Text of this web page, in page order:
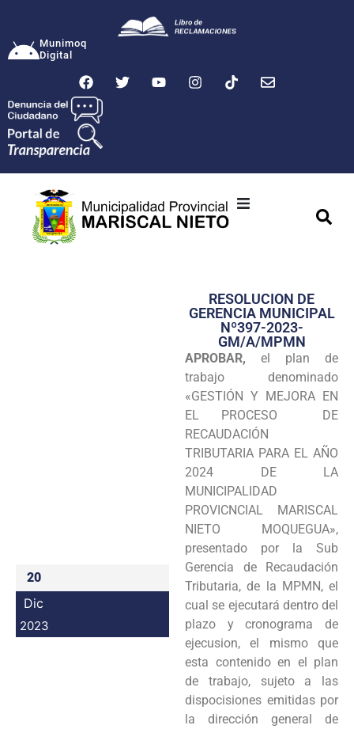
Munimoq
Digital
Transparencia
Seguridad
Programas
Intranet
20
Dic
2023
RESOLUCION DE
GERENCIA MUNICIPAL
Nº397-2023-
GM/A/MPMN
APROBAR, el plan de
trabajo denominado
«GESTIÓN Y MEJORA EN
EL PROCESO DE
RECAUDACIÓN
TRIBUTARIA PARA EL AÑO
2024 DE LA
MUNICIPALIDAD
PROVICNCIAL MARISCAL
NIETO MOQUEGUA»,
presentado por la Sub
Gerencia de Recaudación
Tributaria, de la MPMN, el
cual se ejecutará dentro del
plazo y cronograma de
ejecusion, el mismo que
esta contenido en el plan
de trabajo, sujeto a las
dispocisiones emitidas por
la dirección general de